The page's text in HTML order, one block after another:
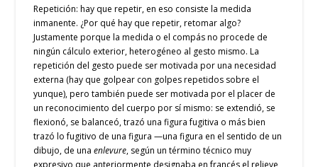
Repetición: hay que repetir, en eso consiste la medida
inmanente. ¿Por qué hay que repetir, retomar algo?
Justamente porque la medida o el compás no procede de
ningún cálculo exterior, heterogéneo al gesto mismo. La
repetición del gesto puede ser motivada por una necesidad
externa (hay que golpear con golpes repetidos sobre el
yunque), pero también puede ser motivada por el placer de
un reconocimiento del cuerpo por sí mismo: se extendió, se
flexionó, se balanceó, trazó una figura fugitiva o más bien
trazó lo fugitivo de una figura —una figura en el sentido de un
dibujo, de unaenlevure, según un término técnico muy